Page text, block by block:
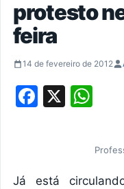
protesto
feira
14 de fevereiro de 2012
X
Já está